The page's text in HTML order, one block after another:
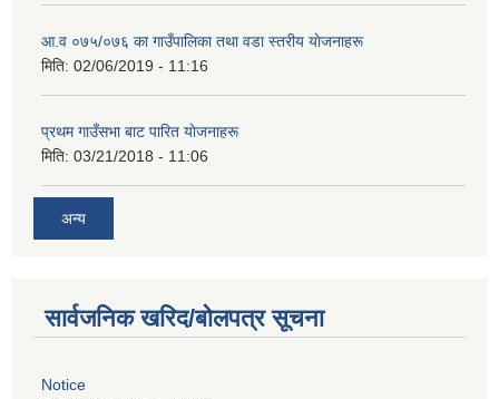
आ‍.व ०७५/०७६ का गाउँपालिका तथा वडा स्तरीय याेजनाहरू
मिति: 02/06/2019 - 11:16
प्रथम गाउँसभा बाट पारित याेजनाहरू
मिति: 03/21/2018 - 11:06
अन्य
सार्वजनिक खरिद/बोलपत्र सूचना
Notice